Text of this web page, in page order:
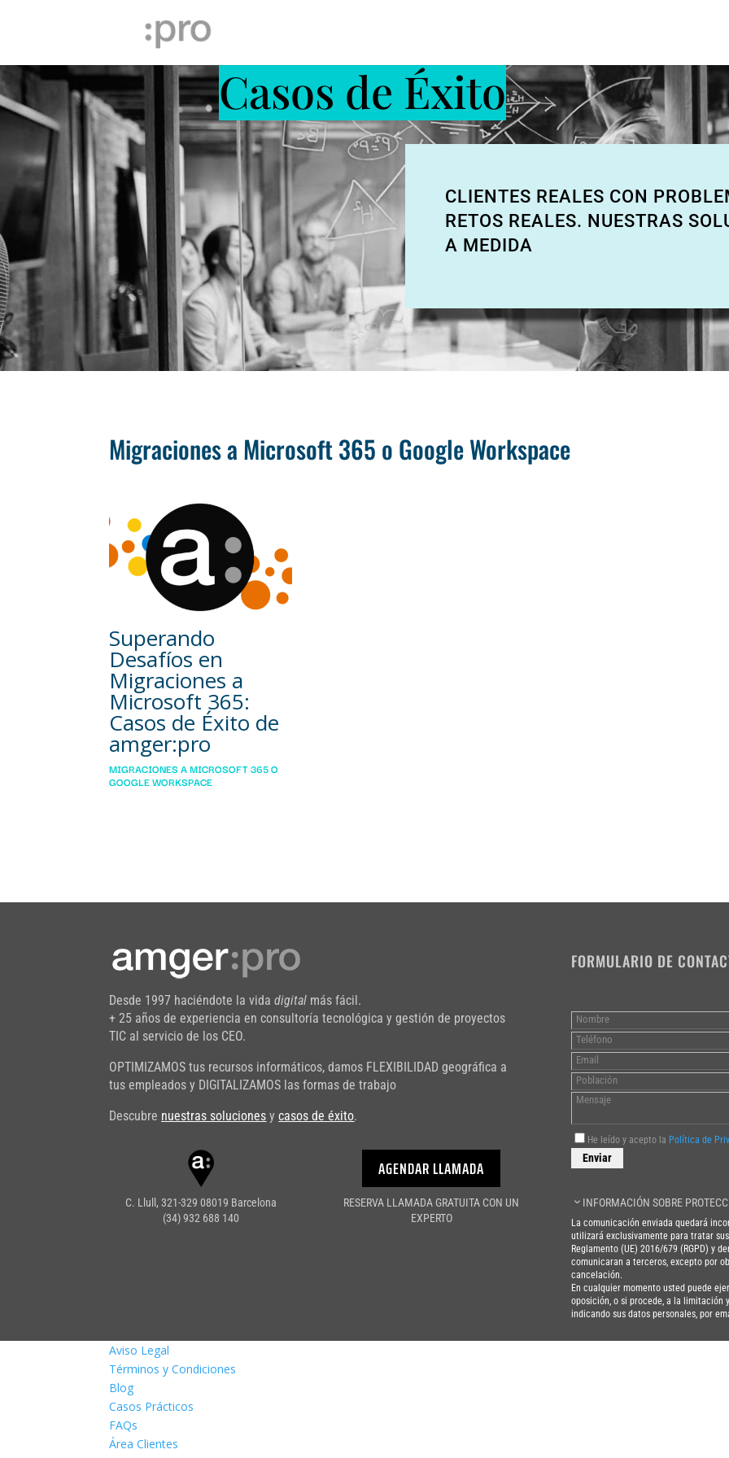
Casos de Éxito
CLIENTES REALES CON
RETOS REALES. NUESTRAS
A MEDIDA
Migraciones a Microsoft 365 o Google Workspace
Superando
Desafíos en
Migraciones a
Microsoft 365:
Casos de Éxito de
amger:pro
MIGRACIONES A MICROSOFT 365 O
GOOGLE WORKSPACE
Desde 1997 haciéndote la vidadigital más fácil.
+ 25 años de experiencia en consultoría tecnológica y gestión de proyectos
TIC al servicio de los CEO.
OPTIMIZAMOS tus recursos informáticos, damos FLEXIBILIDAD geográfica a
tus empleados y DIGITALIZAMOS las formas de trabajo
Descubre nuestras soluciones ycasos de éxito.
C. Llull, 321-329 08019 Barcelona
(34) 932 688 140
AGENDAR LLAMADA
RESERVA LLAMADA GRATUITA CON UN
EXPERTO
FORMULARIO DE
He leído y acepto la Política de
INFORMACIÓN SOBRE
La comunicación enviada quedará
utilizará exclusivamente para tratar
Reglamento (UE) 2016/679 (RGPD) y
comunicaran a terceros, excepto por
cancelación.
En cualquier momento usted puede
oposición, o si procede, a la
indicando sus datos personales, por
Aviso Legal
Términos y Condiciones
Blog
Casos Prácticos
FAQs
Área Clientes